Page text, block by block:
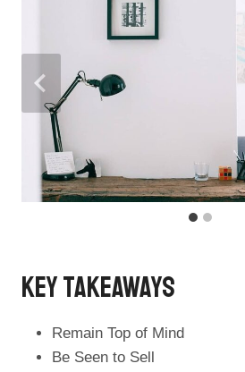
Key Takeaways
Remain Top of Mind
Be Seen to Sell